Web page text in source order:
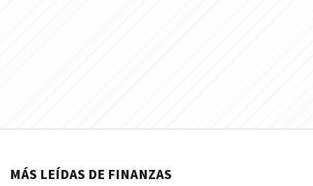
MÁS LEÍDAS DE FINANZAS